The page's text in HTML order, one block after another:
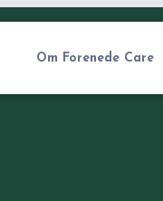
Om Forenede Care